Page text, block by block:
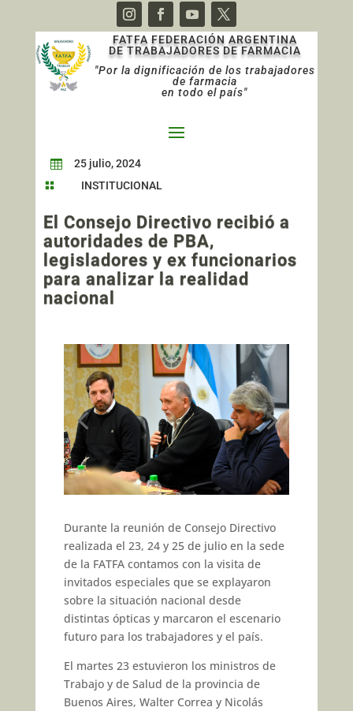
FATFA FEDERACIÓN ARGENTINA
DE TRABAJADORES DE FARMACIA
"Por la dignificación de los trabajadores
de farmacia
en todo el país"
 25 julio, 2024
 INSTITUCIONAL
El Consejo Directivo recibió a
autoridades de PBA,
legisladores y ex funcionarios
para analizar la realidad
nacional
Durante la reunión de Consejo Directivo
realizada el 23, 24 y 25 de julio en la sede
de la FATFA contamos con la visita de
invitados especiales que se explayaron
sobre la situación nacional desde
distintas ópticas y marcaron el escenario
futuro para los trabajadores y el país.
El martes 23 estuvieron los ministros de
Trabajo y de Salud de la provincia de
Buenos Aires, Walter Correa y Nicolás